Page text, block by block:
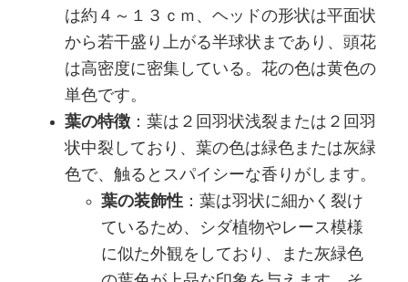
は約４～１３ｃｍ、ヘッドの形状は平面状
から若干盛り上がる半球状まであり、頭花
は高密度に密集している。花の色は黄色の
単色です。
葉の特徴 ：葉は２回羽状浅裂または２回羽
状中裂しており、葉の色は緑色または灰緑
色で、触るとスパイシーな香りがします。
葉の装飾性 ：葉は羽状に細かく裂け
ているため、シダ植物やレース模様
に似た外観をしており、また灰緑色